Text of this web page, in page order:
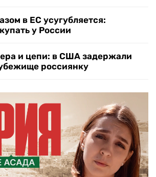
в ЕС усугубляется:
у России
и цепи: в США задержали
россиянку